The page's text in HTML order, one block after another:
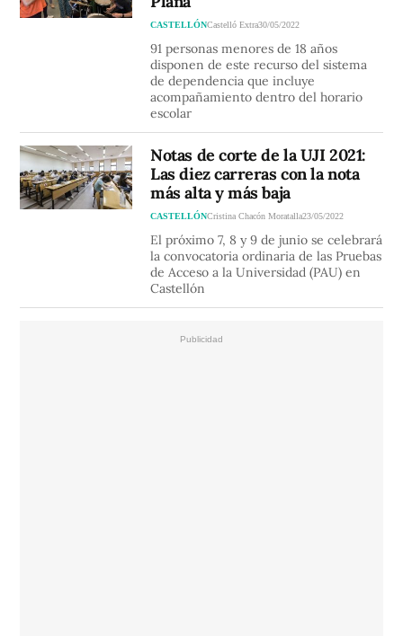
CASTELLÓNCastelló Extra30/05/2022
91 personas menores de 18 años
disponen de este recurso del sistema
de dependencia que incluye
acompañamiento dentro del horario
escolar
Notas de corte de la UJI 2021:
Las diez carreras con la nota
más alta y más baja
CASTELLÓNCristina Chacón Moratalla23/05/2022
El próximo 7, 8 y 9 de junio se celebrará
la convocatoria ordinaria de las Pruebas
de Acceso a la Universidad (PAU) en
Castellón